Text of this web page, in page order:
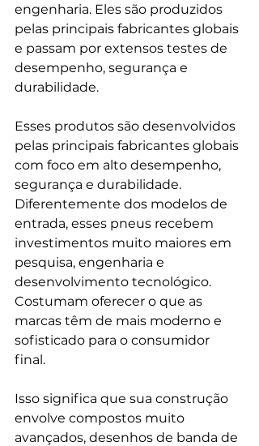
engenharia. Eles são produzidos
pelas principais fabricantes globais
e passam por extensos testes de
desempenho, segurança e
durabilidade.
Esses produtos são desenvolvidos
pelas principais fabricantes globais
com foco em alto desempenho,
segurança e durabilidade.
Diferentemente dos modelos de
entrada, esses pneus recebem
investimentos muito maiores em
pesquisa, engenharia e
desenvolvimento tecnológico.
Costumam oferecer o que as
marcas têm de mais moderno e
sofisticado para o consumidor
final.
Isso significa que sua construção
envolve compostos muito
avançados, desenhos de banda de